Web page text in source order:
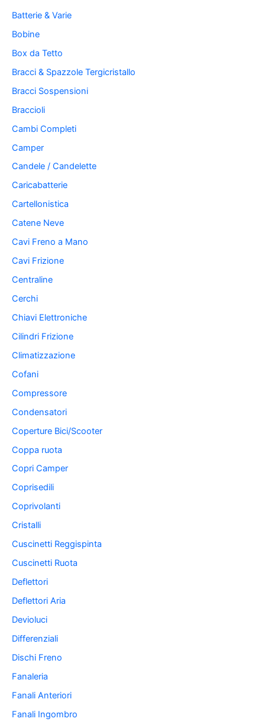
Batterie & Varie
Bobine
Box da Tetto
Bracci & Spazzole Tergicristallo
Bracci Sospensioni
Braccioli
Cambi Completi
Camper
Candele / Candelette
Caricabatterie
Cartellonistica
Catene Neve
Cavi Freno a Mano
Cavi Frizione
Centraline
Cerchi
Chiavi Elettroniche
Cilindri Frizione
Climatizzazione
Cofani
Compressore
Condensatori
Coperture Bici/Scooter
Coppa ruota
Copri Camper
Coprisedili
Coprivolanti
Cristalli
Cuscinetti Reggispinta
Cuscinetti Ruota
Deflettori
Deflettori Aria
Devioluci
Differenziali
Dischi Freno
Fanaleria
Fanali Anteriori
Fanali Ingombro